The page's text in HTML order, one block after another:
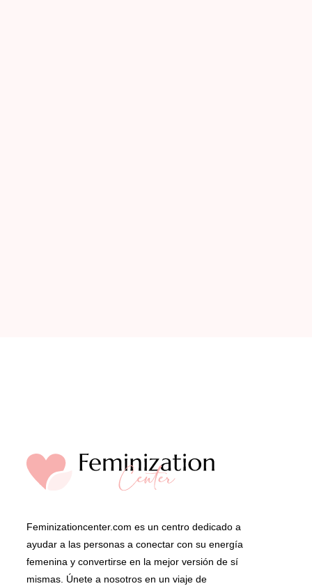
Feminizationcenter.com es un centro dedicado a
ayudar a las personas a conectar con su energía
femenina y convertirse en la mejor versión de sí
mismas. Únete a nosotros en un viaje de